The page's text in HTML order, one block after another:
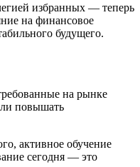
избранных — теперь
на финансовое
будущего.
на рынке
повышать
активное обучение
сегодня — это